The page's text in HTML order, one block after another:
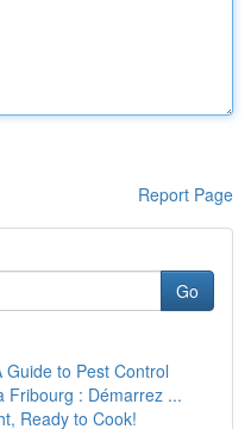
Report Page
Go
Guide to Pest Control
Fribourg : Démarrez ...
Ready to Cook!